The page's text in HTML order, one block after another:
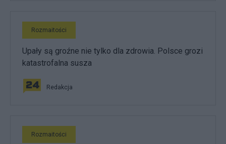
Rozmaitości
Upały są groźne nie tylko dla zdrowia. Polsce grozi
katastrofalna susza
Redakcja
Rozmaitości